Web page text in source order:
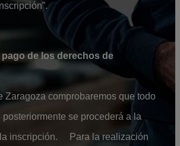
de los derechos de
Zaragoza comprobaremos que todo
posteriormente se procederá a la
inscripción. Para la realización